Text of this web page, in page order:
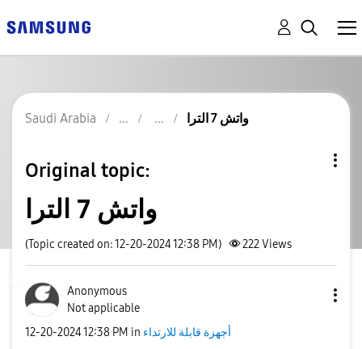
Saudi Arabia واتش 7 الترا
Original topic:
واتش 7 الترا
(Topic created on: 12-20-2024 12:38 PM) 222Views
Anonymous
Not applicable
‎12-20-202412:38 PM in أجهزة قابلة للارتداء